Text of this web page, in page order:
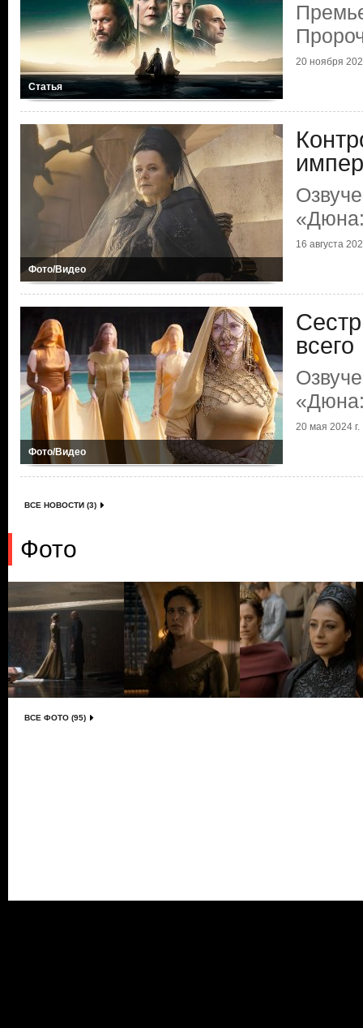
Статья
20 ноября
Фото/Видео
16 августа
Фото/Видео
всего
20 мая 2024 г.
ВСЕ НОВОСТИ (3)
Фото
ВСЕ ФОТО (95)